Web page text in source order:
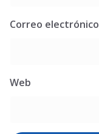
Correo electrónico
Web